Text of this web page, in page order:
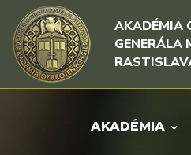
Rovno na obsah
Rovno na menu
AKADÉMIA
GENERÁLA
AKADÉMIA